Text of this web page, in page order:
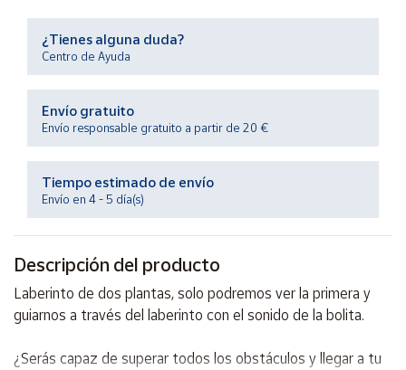
Las
novedades
de Correos
Productos
Solidarios
Ayuda
de ayuda
Contacto
Vendedores
¿Tienes alguna duda?
Centro de Ayuda
Envío gratuito
Envío responsable gratuito a partir de 20 €
Tiempo estimado de envío
Envío en 4 - 5 día(s)
Descripción del producto
Laberinto de dos plantas, solo podremos ver la primera y
guiarnos a través del laberinto con el sonido de la bolita.
¿Serás capaz de superar todos los obstáculos y llegar a tu